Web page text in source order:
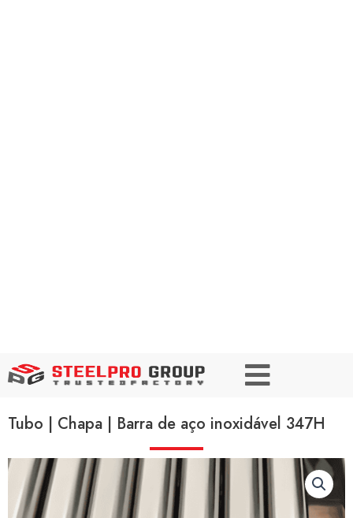
Tubo | Chapa | Barra de aço inoxidável 347H